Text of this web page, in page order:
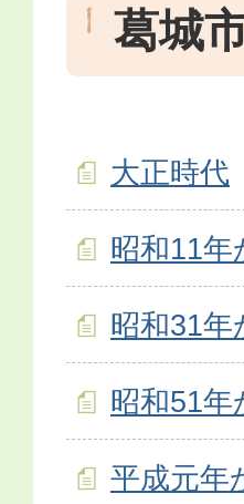
葛城
大正時代
昭和11年
昭和31年
昭和51年
平成元年